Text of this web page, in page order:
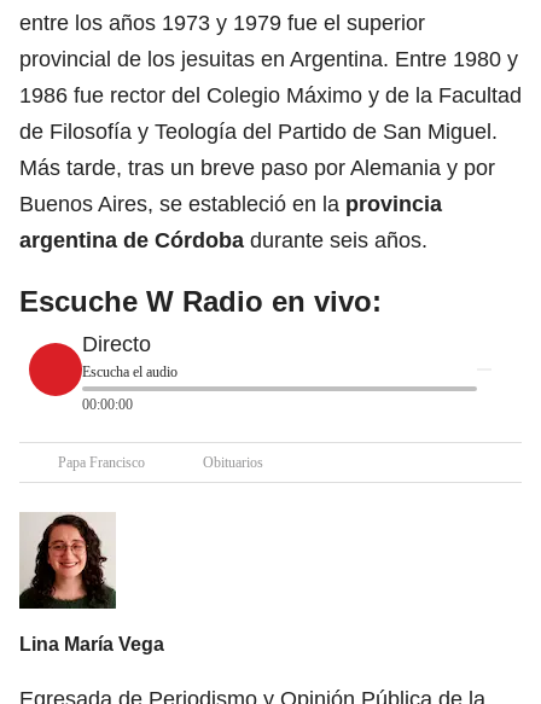
entre los años 1973 y 1979 fue el superior
provincial de los jesuitas en Argentina. Entre 1980 y
1986 fue rector del Colegio Máximo y de la Facultad
de Filosofía y Teología del Partido de San Miguel.
Más tarde, tras un breve paso por Alemania y por
Buenos Aires, se estableció en la provincia
argentina de Córdoba durante seis años.
Escuche W Radio en vivo:
Directo
Escucha el audio
00:00:00
Papa Francisco Obituarios
Lina María Vega